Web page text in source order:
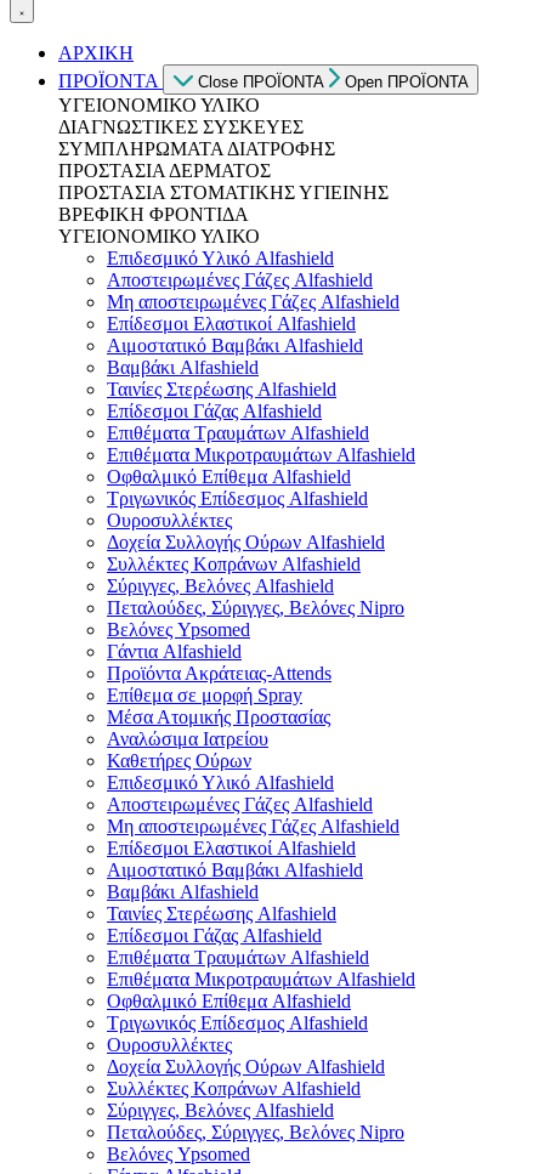
ΑΡΧΙΚΗ
ΠΡΟΪΟΝΤΑ
Close ΠΡΟΪΟΝΤΑ Open ΠΡΟΪΟΝΤΑ
ΥΓΕΙΟΝΟΜΙΚΟ ΥΛΙΚΟ
ΔΙΑΓΝΩΣΤΙΚΕΣ ΣΥΣΚΕΥΕΣ
ΣΥΜΠΛΗΡΩΜΑΤΑ ΔΙΑΤΡΟΦΗΣ
ΠΡΟΣΤΑΣΙΑ ΔΕΡΜΑΤΟΣ
ΠΡΟΣΤΑΣΙΑ ΣΤΟΜΑΤΙΚΗΣ ΥΓΙΕΙΝΗΣ
ΒΡΕΦΙΚΗ ΦΡΟΝΤΙΔΑ
ΥΓΕΙΟΝΟΜΙΚΟ ΥΛΙΚΟ
Επιδεσμικό Υλικό Alfashield
Αποστειρωμένες Γάζες Alfashield
Μη αποστειρωμένες Γάζες Alfashield
Επίδεσμοι Ελαστικοί Alfashield
Αιμοστατικό Βαμβάκι Alfashield
Βαμβάκι Alfashield
Ταινίες Στερέωσης Alfashield
Επίδεσμοι Γάζας Alfashield
Επιθέματα Τραυμάτων Alfashield
Επιθέματα Μικροτραυμάτων Alfashield
Οφθαλμικό Eπίθεμα Alfashield
Τριγωνικός Επίδεσμος Alfashield
Ουροσυλλέκτες
Δοχεία Συλλογής Ούρων Alfashield
Συλλέκτες Κοπράνων Alfashield
Σύριγγες, Βελόνες Alfashield
Πεταλούδες, Σύριγγες, Βελόνες Nipro
Βελόνες Ypsomed
Γάντια Alfashield
Προϊόντα Ακράτειας-Attends
Επίθεμα σε μορφή Spray
Μέσα Ατομικής Προστασίας
Αναλώσιμα Ιατρείου
Καθετήρες Ούρων
Επιδεσμικό Υλικό Alfashield
Αποστειρωμένες Γάζες Alfashield
Μη αποστειρωμένες Γάζες Alfashield
Επίδεσμοι Ελαστικοί Alfashield
Αιμοστατικό Βαμβάκι Alfashield
Βαμβάκι Alfashield
Ταινίες Στερέωσης Alfashield
Επίδεσμοι Γάζας Alfashield
Επιθέματα Τραυμάτων Alfashield
Επιθέματα Μικροτραυμάτων Alfashield
Οφθαλμικό Eπίθεμα Alfashield
Τριγωνικός Επίδεσμος Alfashield
Ουροσυλλέκτες
Δοχεία Συλλογής Ούρων Alfashield
Συλλέκτες Κοπράνων Alfashield
Σύριγγες, Βελόνες Alfashield
Πεταλούδες, Σύριγγες, Βελόνες Nipro
Βελόνες Ypsomed